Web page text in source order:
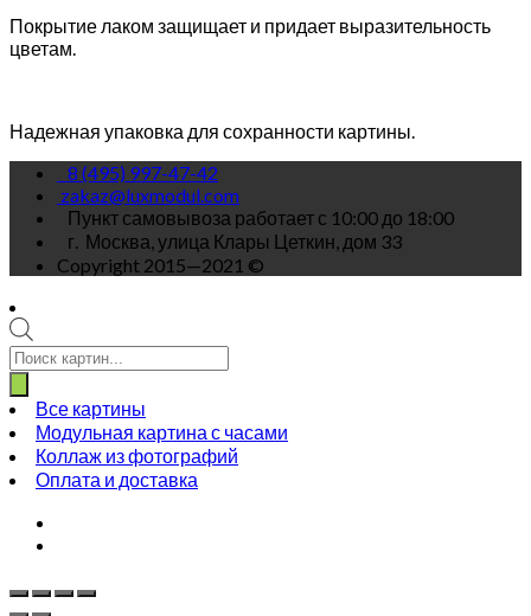
Покрытие лаком защищает и придает выразительность
цветам.
Надежная упаковка для сохранности картины.
8 (495) 997-47-42
zakaz@luxmodul.com
Пункт самовывоза работает с 10:00 до 18:00
г. Москва, улица Клары Цеткин, дом 33
Copyright 2015—2021 ©
Поиск
товаров
Все картины
Модульная картина с часами
Коллаж из фотографий
Оплата и доставка